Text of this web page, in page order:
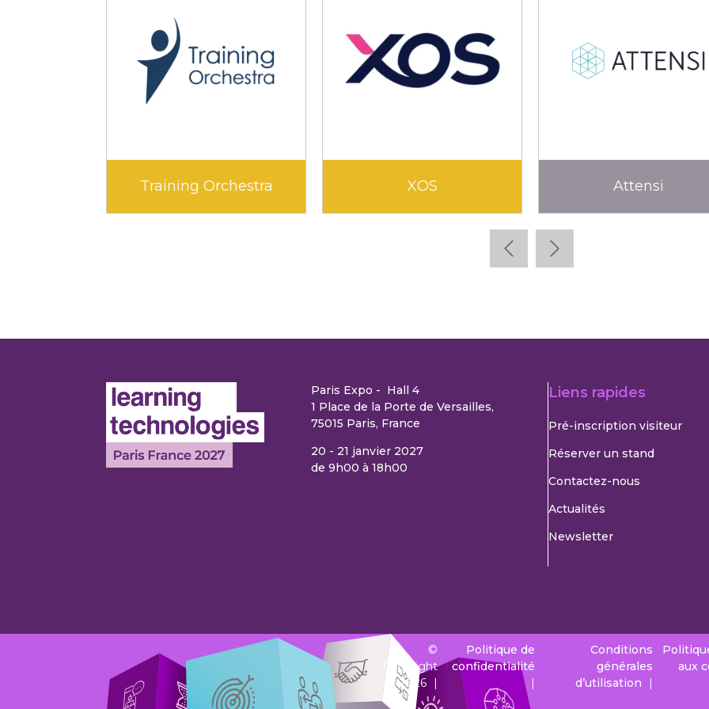
Training Orchestra XOS Attensi
Paris Expo - Hall 4
1 Place de la Porte de Versailles,
75015 Paris, France
20 - 21 janvier 2027
de 9h00 à 18h00
Liens rapides
Pré-inscription visiteur
Réserver un stand
Contactez-nous
Actualités
Newsletter
©
Copyright
2026
Politique de
confidentialité
Conditions
générales
d’utilisation
aux